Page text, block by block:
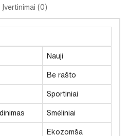
Įvertinimai (0)
Nauji
Be rašto
Sportiniai
Smėliniai
Ekozomša